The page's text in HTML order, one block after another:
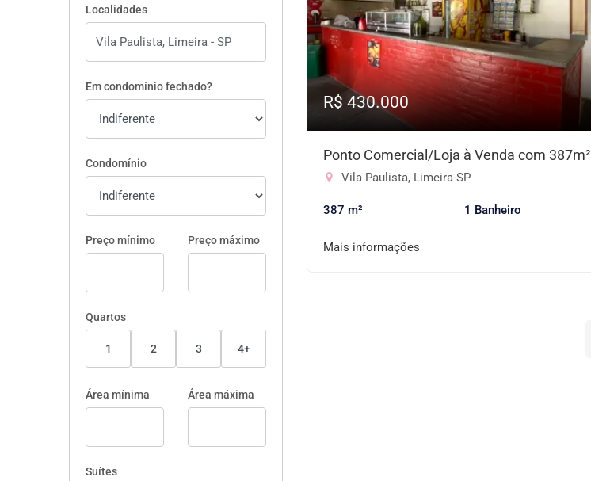
Localidades
Em condomínio fechado?
Condomínio
Preço mínimo Preço máximo
Quartos
1 2 3 4+
Área mínima Área máxima
Suítes
R$ 430.000
Ponto Comercial/Loja à Venda com 387m²
Vila Paulista, Limeira-SP
387 m² 1 Banheiro
Mais informações